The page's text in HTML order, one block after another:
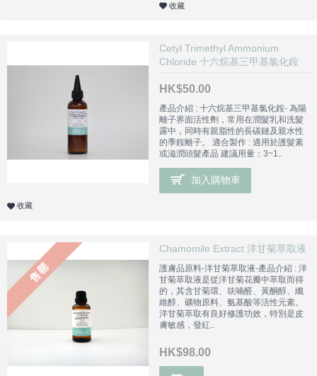
收藏
Cetyl Trimethyl Ammonium
Chloride 十六烷基三甲基氯化銨
HK$50.00
產品介紹 : 十六烷基三甲基氯化銨- 為陽
離子界面活性劑，常用在潤髮乳和洗髮
露中，同時有親脂性的長碳鏈及親水性
的季銨離子。 適合製作 : 適用於護髮素
或滋潤頭髮產品 建議用量：3~1..
加入購物車
收藏
售罄
Chamomile Extract 洋甘菊萃取液
護膚品原料-洋甘菊萃取液-產品介紹 : 洋
甘菊萃取液是從洋甘菊花瓣中萃取而得
的，其含甘菊環、呋喃醛、黃酮醇、纖
維醇、礦物原料、氨基酸等活性元素。
洋甘菊萃取有良好修護功效，特別是皮
膚敏感，發紅..
HK$98.00